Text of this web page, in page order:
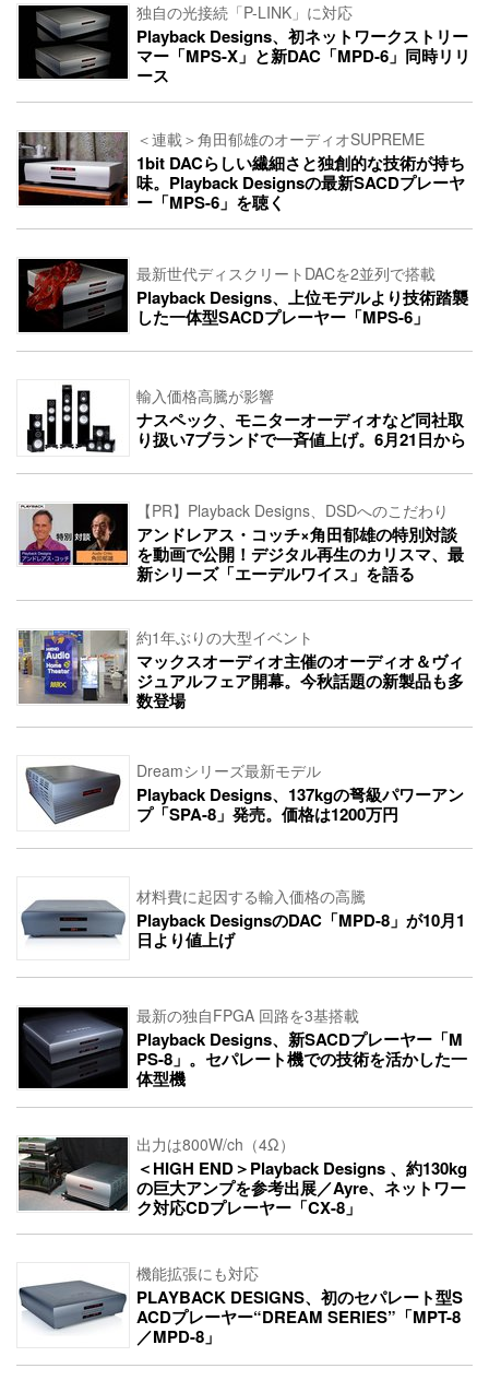
独自の光接続「P-LINK」に対応
Playback Designs、初ネットワークストリー
マー「MPS-X」と新DAC「MPD-6」同時リリ
ース
＜連載＞角田郁雄のオーディオSUPREME
1bit DACらしい繊細さと独創的な技術が持ち
味。Playback Designsの最新SACDプレーヤ
ー「MPS-6」を聴く
最新世代ディスクリートDACを2並列で搭載
Playback Designs、上位モデルより技術踏襲
した一体型SACDプレーヤー「MPS-6」
輸入価格高騰が影響
ナスペック、モニターオーディオなど同社取
り扱い7ブランドで一斉値上げ。6月21日から
【PR】Playback Designs、DSDへのこだわり
アンドレアス・コッチ×角田郁雄の特別対談
を動画で公開！デジタル再生のカリスマ、最
新シリーズ「エーデルワイス」を語る
約1年ぶりの大型イベント
マックスオーディオ主催のオーディオ＆ヴィ
ジュアルフェア開幕。今秋話題の新製品も多
数登場
Dreamシリーズ最新モデル
Playback Designs、137kgの弩級パワーアン
プ「SPA-8」発売。価格は1200万円
材料費に起因する輸入価格の高騰
Playback DesignsのDAC「MPD-8」が10月1
日より値上げ
最新の独自FPGA 回路を3基搭載
Playback Designs、新SACDプレーヤー「M
PS-8」。セパレート機での技術を活かした一
体型機
出力は800W/ch（4Ω）
＜HIGH END＞Playback Designs 、約130kg
の巨大アンプを参考出展／Ayre、ネットワー
ク対応CDプレーヤー「CX-8」
機能拡張にも対応
PLAYBACK DESIGNS、初のセパレート型S
ACDプレーヤー“DREAM SERIES”「MPT-8
／MPD-8」